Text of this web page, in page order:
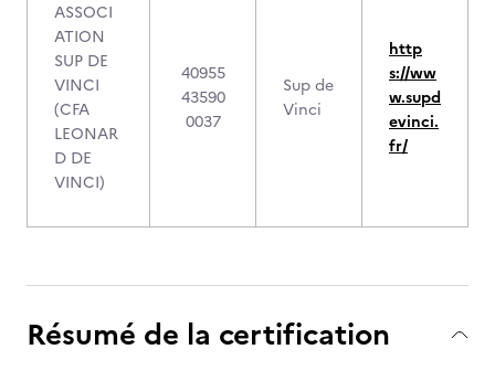
ASSOCI
ATION
SUP DE
VINCI
(CFA
LEONAR
D DE
VINCI)
40955
43590
0037
Sup de
Vinci
http
s://ww
w.supd
evinci.
fr/
Résumé de la certification